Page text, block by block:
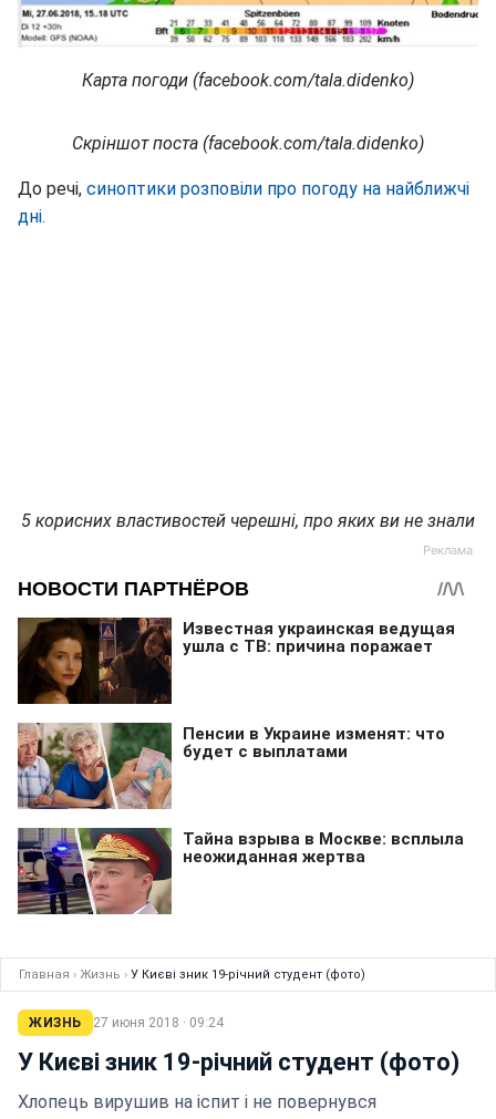
Карта погоди (facebook.com/tala.didenko)
Скріншот поста (facebook.com/tala.didenko)
До речі, синоптики розповіли про погоду на найближчі
дні.
5 корисних властивостей черешні, про яких ви не знали
Главная › Жизнь › У Києві зник 19-річний студент (фото)
ЖИЗНЬ 27 июня 2018 · 09:24
У Києві зник 19-річний студент (фото)
Хлопець вирушив на іспит і не повернувся